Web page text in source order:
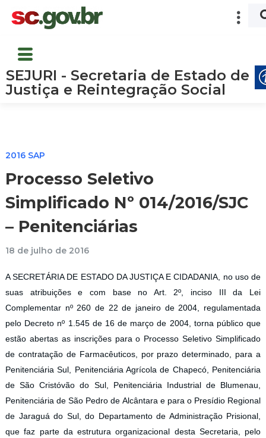
SEJURI - Secretaria de Estado de
Justiça e Reintegração Social
2016 SAP
Processo Seletivo
Simplificado Nº 014/2016/SJC
– Penitenciárias
18 de julho de 2016
A SECRETÁRIA DE ESTADO DA JUSTIÇA E CIDADANIA, no uso de
suas atribuições e com base no Art. 2º, inciso III da Lei
Complementar nº 260 de 22 de janeiro de 2004, regulamentada
pelo Decreto nº 1.545 de 16 de março de 2004, torna público que
estão abertas as inscrições para o Processo Seletivo Simplificado
de contratação de Farmacêuticos, por prazo determinado, para a
Penitenciária Sul, Penitenciária Agrícola de Chapecó, Penitenciária
de São Cristóvão do Sul, Penitenciária Industrial de Blumenau,
Penitenciária de São Pedro de Alcântara e para o Presídio Regional
de Jaraguá do Sul, do Departamento de Administração Prisional,
que faz parte da estrutura organizacional desta Secretaria, pelo